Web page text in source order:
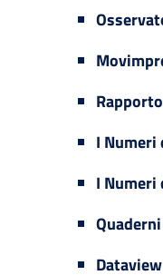
I Numeri
I
Dataview